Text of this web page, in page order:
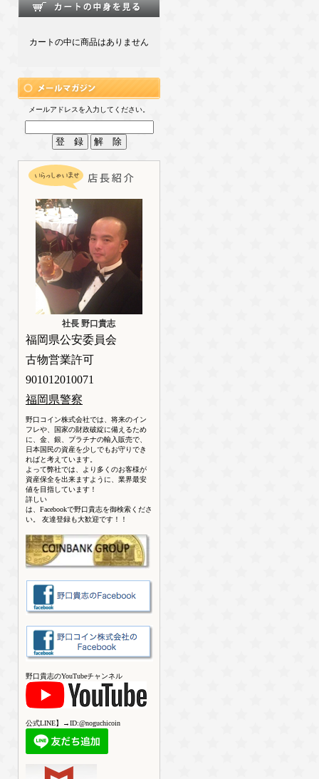
カートの中に商品はありません
メールアドレスを入力してください。
社長 野口貴志
福岡県公安委員会
古物営業許可
901012010071
福岡県警察
野口コイン株式会社では、将来のイン
フレや、国家の財政破綻に備えるため
に、金、銀、プラチナの輸入販売で、
日本国民の資産を少しでもお守りでき
ればと考えています。
よって弊社では、より多くのお客様が
資産保全を出来ますように、業界最安
値を目指しています！
詳しい
は、Facebookで野口貴志を御検索くださ
い。 友達登録も大歓迎です！！
野口貴志のYouTubeチャンネル
公式LINE】→ID:@noguchicoin